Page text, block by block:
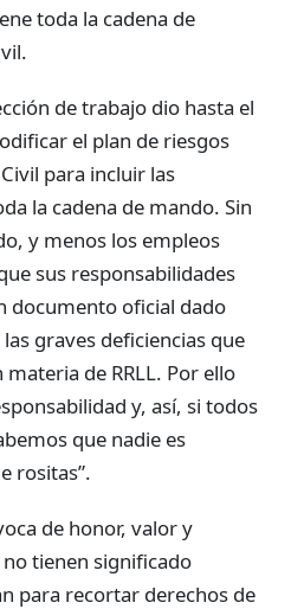
toda la cadena de
de trabajo dio hasta el
el plan de riesgos
para incluir las
la cadena de mando. Sin
y menos los empleos
sus responsabilidades
documento oficial dado
graves deficiencias que
de RRLL. Por ello
y, así, si todos
que nadie es
rositas”.
de honor, valor y
tienen significado
para recortar derechos de